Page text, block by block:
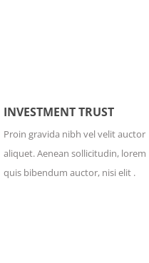
INVESTMENT TRUST
Proin gravida nibh vel velit auctor
aliquet. Aenean sollicitudin, lorem
quis bibendum auctor, nisi elit .